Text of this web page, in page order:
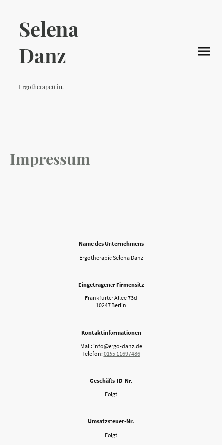
Selena
Danz
Ergotherapeutin.
Impressum
Name des Unternehmens
Ergotherapie Selena Danz
Eingetragener Firmensitz
Frankfurter Allee 73d
10247 Berlin
Kontaktinformationen
Mail: info@ergo-danz.de
Telefon: 0155 11697486
Geschäfts-ID-Nr.
Folgt
Umsatzsteuer-Nr.
Folgt